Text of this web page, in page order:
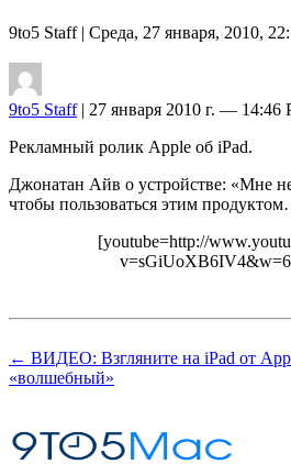
9to5 Staff| Среда, 27 января, 2010,
9to5 Staff| 27 января 2010 г. — 14:46
Рекламный ролик Apple об iPad.
Джонатан Айв о устройстве: «Мне
чтобы пользоваться этим
[youtube=http://
← ВИДЕО: Взгляните на iPad от
«волшебный»